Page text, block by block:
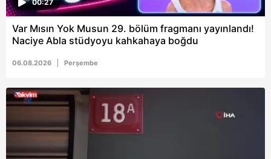
00:27
Var Mısın Yok Musun 29. bölüm fragmanı yayınlandı!
Naciye Abla stüdyoyu kahkahaya boğdu
06.08.2026 Perşembe